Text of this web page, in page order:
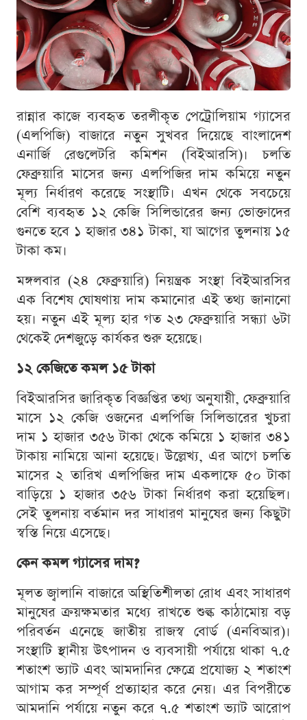
রান্নার কাজে ব্যবহৃত তরলীকৃত পেট্রোলিয়াম গ্যাসের
(এলপিজি) বাজারে নতুন সুখবর দিয়েছে বাংলাদেশ
এনার্জি রেগুলেটরি কমিশন (বিইআরসি)। চলতি
ফেব্রুয়ারি মাসের জন্য এলপিজির দাম কমিয়ে নতুন
মূল্য নির্ধারণ করেছে সংস্থাটি। এখন থেকে সবচেয়ে
বেশি ব্যবহৃত ১২ কেজি সিলিন্ডারের জন্য ভোক্তাদের
গুনতে হবে ১ হাজার ৩৪১ টাকা, যা আগের তুলনায় ১৫
টাকা কম।
মঙ্গলবার (২৪ ফেব্রুয়ারি) নিয়ন্ত্রক সংস্থা বিইআরসির
এক বিশেষ ঘোষণায় দাম কমানোর এই তথ্য জানানো
হয়। নতুন এই মূল্য হার গত ২৩ ফেব্রুয়ারি সন্ধ্যা ৬টা
থেকেই দেশজুড়ে কার্যকর শুরু হয়েছে।
১২ কেজিতে কমল ১৫ টাকা
বিইআরসির জারিকৃত বিজ্ঞপ্তির তথ্য অনুযায়ী, ফেব্রুয়ারি
মাসে ১২ কেজি ওজনের এলপিজি সিলিন্ডারের খুচরা
দাম ১ হাজার ৩৫৬ টাকা থেকে কমিয়ে ১ হাজার ৩৪১
টাকায় নামিয়ে আনা হয়েছে। উল্লেখ্য, এর আগে চলতি
মাসের ২ তারিখ এলপিজির দাম একলাফে ৫০ টাকা
বাড়িয়ে ১ হাজার ৩৫৬ টাকা নির্ধারণ করা হয়েছিল।
সেই তুলনায় বর্তমান দর সাধারণ মানুষের জন্য কিছুটা
স্বস্তি নিয়ে এসেছে।
কেন কমল গ্যাসের দাম?
মূলত জ্বালানি বাজারে অস্থিতিশীলতা রোধ এবং সাধারণ
মানুষের ক্রয়ক্ষমতার মধ্যে রাখতে শুল্ক কাঠামোয় বড়
পরিবর্তন এনেছে জাতীয় রাজস্ব বোর্ড (এনবিআর)।
সংস্থাটি স্থানীয় উৎপাদন ও ব্যবসায়ী পর্যায়ে থাকা ৭.৫
শতাংশ ভ্যাট এবং আমদানির ক্ষেত্রে প্রযোজ্য ২ শতাংশ
আগাম কর সম্পূর্ণ প্রত্যাহার করে নেয়। এর বিপরীতে
আমদানি পর্যায়ে নতুন করে ৭.৫ শতাংশ ভ্যাট আরোপ